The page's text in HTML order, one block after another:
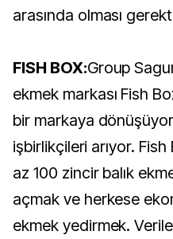
arasında olması
FISH BOX:Group
ekmek markası Fish
bir markaya
işbirlikçileri arıyor.
az 100 zincir balık
açmak ve herkese
ekmek yedirmek.